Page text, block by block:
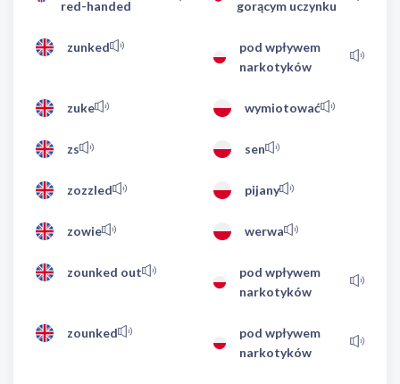
red-handed
gorącym uczynku
zunked
pod wpływem
narkotyków
zuke wymiotować
zs sen
zozzled pijany
zowie werwa
zounked out
pod wpływem
narkotyków
zounked
pod wpływem
narkotyków